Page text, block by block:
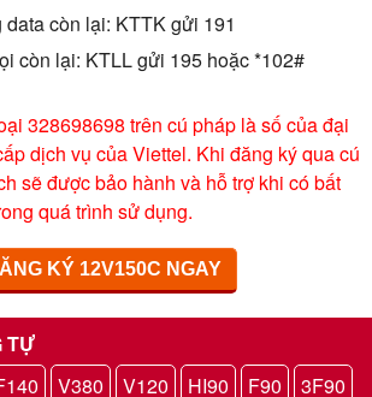
còn lại: KTTK gửi 191
còn lại: KTLL gửi 195 hoặc *102#
328698698 trên cú pháp là số của đại
dịch vụ của Viettel. Khi đăng ký qua cú
sẽ được bảo hành và hỗ trợ khi có bất
quá trình sử dụng.
KÝ 12V150C NGAY
TỰ
V380 V120 HI90 F90
3F90